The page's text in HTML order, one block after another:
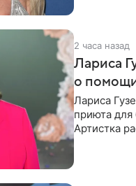
2 часа назад
Лариса
о
Лариса
приюта для
Артистка